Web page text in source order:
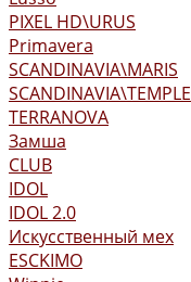
PIXEL HD\URUS
Primavera
SCANDINAVIA\MARIS
SCANDINAVIA\TEMPLE
TERRANOVA
Замша
CLUB
IDOL
IDOL 2.0
Искусственный мех
ESCKIMO